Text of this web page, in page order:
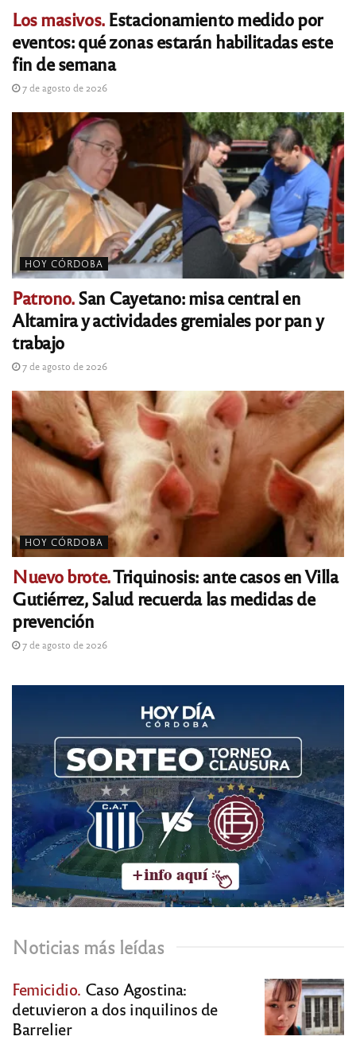
Los masivos.Estacionamiento medido por
eventos: qué zonas estarán habilitadas este
fin de semana
7 de agosto de 2026
HOY CÓRDOBA
Patrono.San Cayetano: misa central en
Altamira y actividades gremiales por pan y
trabajo
7 de agosto de 2026
HOY CÓRDOBA
Nuevo brote.Triquinosis: ante casos en Villa
Gutiérrez, Salud recuerda las medidas de
prevención
7 de agosto de 2026
Noticias más leídas
Femicidio. Caso Agostina:
detuvieron a dos inquilinos de
Barrelier